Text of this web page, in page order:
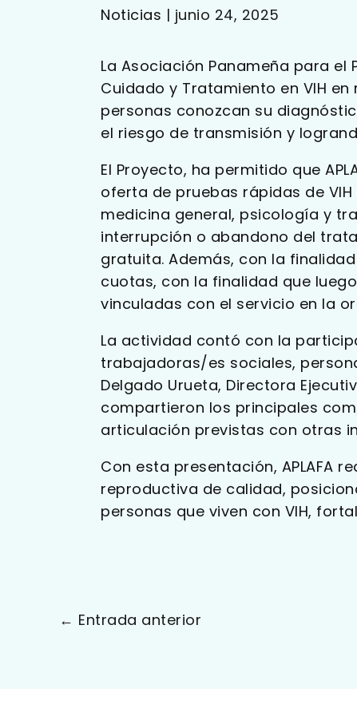
Noticias | junio 24, 2025
La Asociación Panameña para el
Cuidado y Tratamiento en VIH
personas conozcan su
el riesgo de transmisión y
El Proyecto, ha permitido que
oferta de pruebas rápidas de
medicina general, psicología y
interrupción o abandono del
gratuita. Además, con la
cuotas, con la finalidad que
vinculadas con el servicio en la
La actividad contó con la
trabajadoras/es sociales,
Delgado Urueta, Directora
compartieron los principales
articulación previstas con otras
Con esta presentación, APLAFA
reproductiva de calidad,
personas que viven con VIH,
← Entrada anterior